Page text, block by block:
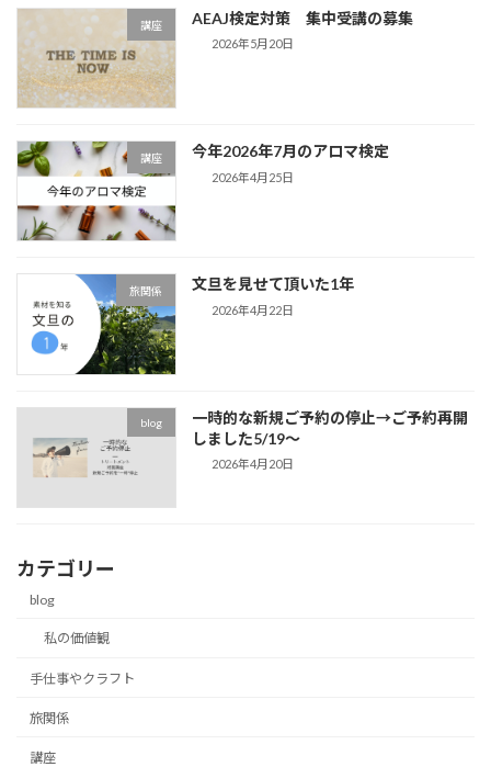
講座 AEAJ検定対策 集中受講の募集
2026年5月20日
講座 今年2026年7月のアロマ検定
2026年4月25日
旅関係 文旦を見せて頂いた1年
2026年4月22日
blog
一時的な新規ご予約の停止→ご予約再開
しました5/19～
2026年4月20日
カテゴリー
blog
私の価値観
手仕事やクラフト
旅関係
講座